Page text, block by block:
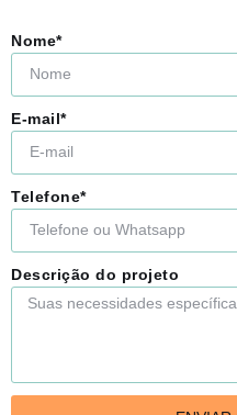
Nome*
E-mail*
Telefone*
Descrição do projeto